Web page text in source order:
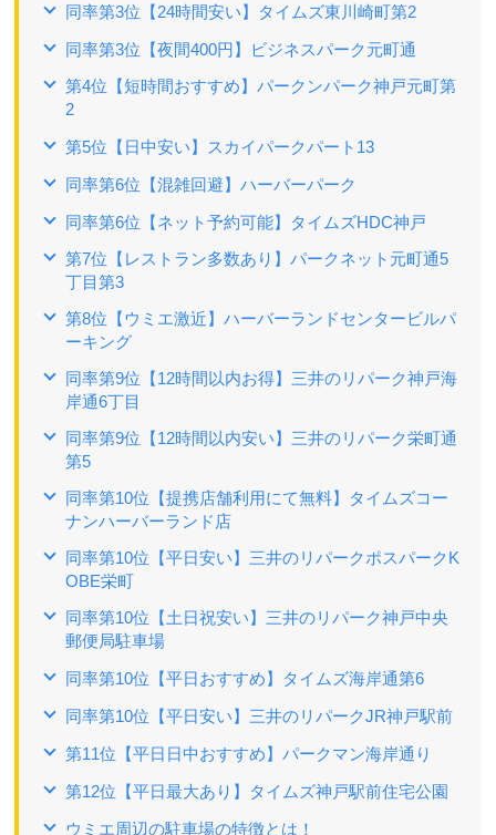
同率第3位【24時間安い】タイムズ東川崎町第2
同率第3位【夜間400円】ビジネスパーク元町通
第4位【短時間おすすめ】パークンパーク神戸元町第
2
第5位【日中安い】スカイパークパート13
同率第6位【混雑回避】ハーバーパーク
同率第6位【ネット予約可能】タイムズHDC神戸
第7位【レストラン多数あり】パークネット元町通5
丁目第3
第8位【ウミエ激近】ハーバーランドセンタービルパ
ーキング
同率第9位【12時間以内お得】三井のリパーク神戸海
岸通6丁目
同率第9位【12時間以内安い】三井のリパーク栄町通
第5
同率第10位【提携店舗利用にて無料】タイムズコー
ナンハーバーランド店
同率第10位【平日安い】三井のリパークポスパークK
OBE栄町
同率第10位【土日祝安い】三井のリパーク神戸中央
郵便局駐車場
同率第10位【平日おすすめ】タイムズ海岸通第6
同率第10位【平日安い】三井のリパークJR神戸駅前
第11位【平日日中おすすめ】パークマン海岸通り
第12位【平日最大あり】タイムズ神戸駅前住宅公園
ウミエ周辺の駐車場の特徴とは！